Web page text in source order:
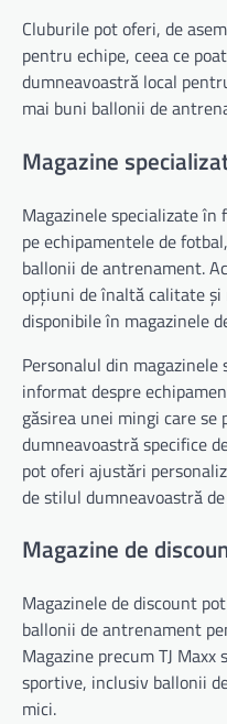
Cluburile pot oferi, de
pentru echipe, ceea ce
dumneavoastră local
mai buni ballonii de
Magazine
Magazinele specializate în
pe echipamentele de
ballonii de antrenament.
opțiuni de înaltă calitate
disponibile în magazinele
Personalul din magazinele
informat despre
găsirea unei mingi care
dumneavoastră specifice
pot oferi ajustări
de stilul dumneavoastră
Magazine de
Magazinele de discount
ballonii de antrenament
Magazine precum TJ Maxx
sportive, inclusiv ballonii
mici.